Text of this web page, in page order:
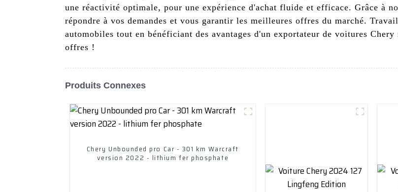
une réactivité optimale, pour une expérience d'achat fluide et efficace. Grâce à
répondre à vos demandes et vous garantir les meilleures offres du marché.
automobiles tout en bénéficiant des avantages d'un exportateur de voitures
offres !
Produits Connexes
Chery Unbounded pro Car - 301 km Warcraft
version 2022 - lithium fer phosphate